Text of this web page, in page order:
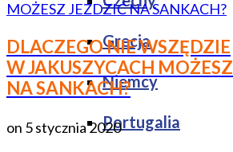
Grecja
Niemcy
Portugalia
DLACZEGO NIE WSZĘDZIE
W JAKUSZYCACH
NA SANKACH?
on 5 stycznia 2020